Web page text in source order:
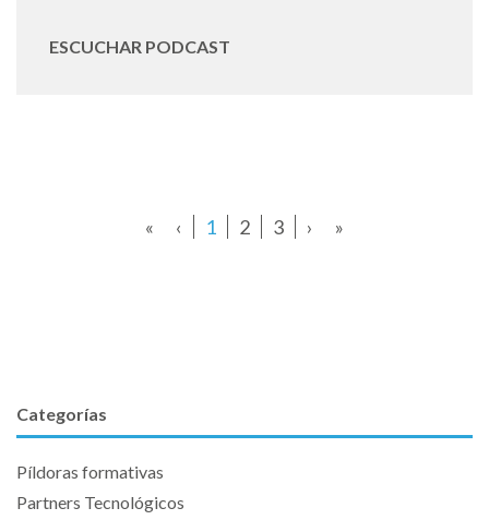
ESCUCHAR PODCAST
« ‹ 1 2 3 › »
Categorías
Píldoras formativas
Partners Tecnológicos